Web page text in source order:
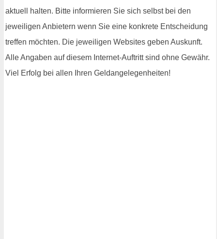
aktuell halten. Bitte informieren Sie sich selbst bei den
jeweiligen Anbietern wenn Sie eine konkrete Entscheidung
treffen möchten. Die jeweiligen Websites geben Auskunft.
Alle Angaben auf diesem Internet-Auftritt sind ohne Gewähr.
Viel Erfolg bei allen Ihren Geldangelegenheiten!